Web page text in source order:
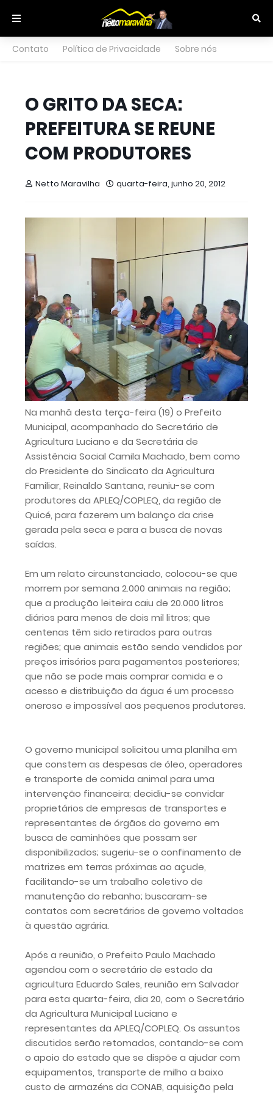
Contato Política de Privacidade Sobre nós
O GRITO DA SECA:
PREFEITURA SE REUNE
COM PRODUTORES
Netto Maravilha quarta-feira, junho 20, 2012
Na manhã desta terça-feira (19) o Prefeito
Municipal, acompanhado do Secretário de
Agricultura Luciano e da Secretária de
Assistência Social Camila Machado, bem como
do Presidente do Sindicato da Agricultura
Familiar, Reinaldo Santana, reuniu-se com
produtores da APLEQ/COPLEQ, da região de
Quicé, para fazerem um balanço da crise
gerada pela seca e para a busca de novas
saídas.
Em um relato circunstanciado, colocou-se que
morrem por semana 2.000 animais na região;
que a produção leiteira caiu de 20.000 litros
diários para menos de dois mil litros; que
centenas têm sido retirados para outras
regiões; que animais estão sendo vendidos por
preços irrisórios para pagamentos posteriores;
que não se pode mais comprar comida e o
acesso e distribuição da água é um processo
oneroso e impossível aos pequenos produtores.
O governo municipal solicitou uma planilha em
que constem as despesas de óleo, operadores
e transporte de comida animal para uma
intervenção financeira; decidiu-se convidar
proprietários de empresas de transportes e
representantes de órgãos do governo em
busca de caminhões que possam ser
disponibilizados; sugeriu-se o confinamento de
matrizes em terras próximas ao açude,
facilitando-se um trabalho coletivo de
manutenção do rebanho; buscaram-se
contatos com secretários de governo voltados
à questão agrária.
Após a reunião, o Prefeito Paulo Machado
agendou com o secretário de estado da
agricultura Eduardo Sales, reunião em Salvador
para esta quarta-feira, dia 20, com o Secretário
da Agricultura Municipal Luciano e
representantes da APLEQ/COPLEQ. Os assuntos
discutidos serão retomados, contando-se com
o apoio do estado que se dispõe a ajudar com
equipamentos, transporte de milho a baixo
custo de armazéns da CONAB, aquisição pela